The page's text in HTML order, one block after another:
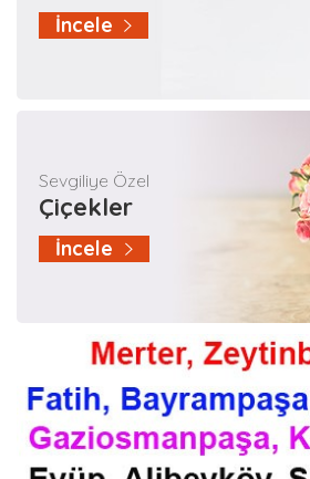
İncele
Sevgiliye Özel
Çiçekler
İncele